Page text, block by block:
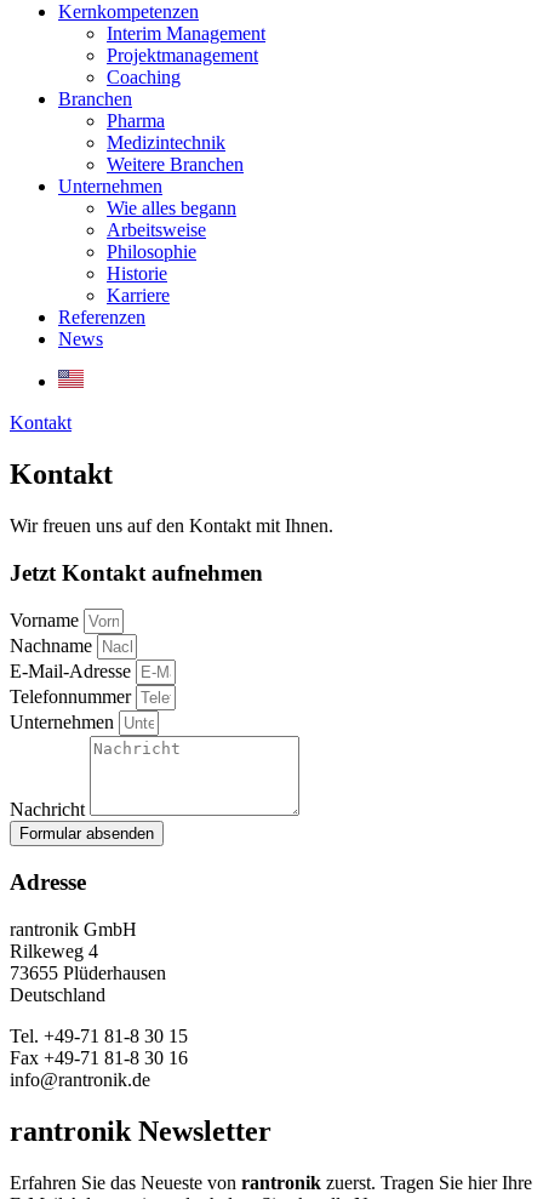
Kernkompetenzen
Interim Management
Projektmanagement
Coaching
Branchen
Pharma
Medizintechnik
Weitere Branchen
Unternehmen
Wie alles begann
Arbeitsweise
Philosophie
Historie
Karriere
Referenzen
News
Kontakt
Kontakt
Wir freuen uns auf­ den Kontakt mit Ihnen.
Jetzt Kontakt aufnehmen
Vorname
Nachname
E-Mail-Adresse
Telefonnummer
Unternehmen
Nachricht
Formular absenden
Adresse
rantronik GmbH
Rilkeweg 4
73655 Plüderhausen
Deutschland
Tel. +49-71 81-8 30 15
Fax +49-71 81-8 30 16
info@rantronik.de
rantronik Newsletter
Erfahren Sie das Neueste von rantronik zuerst. Tragen Sie hier Ihre